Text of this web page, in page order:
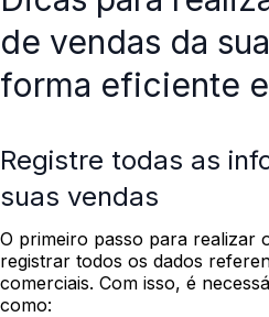
de vendas da
forma eficiente
Registre todas as
suas vendas
O primeiro passo para realizar
registrar todos os dados
comerciais. Com isso, é
como: